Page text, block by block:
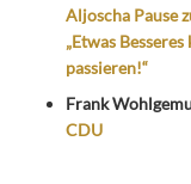
Aljoscha Pause
„Etwas
passieren!“
Frank
CDU